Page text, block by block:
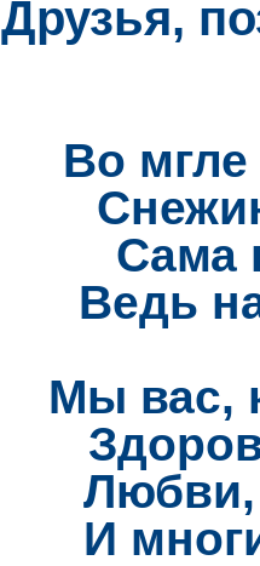
Друзья,
Во мгле
Сама
Ведь
Мы вас,
Любви,
И